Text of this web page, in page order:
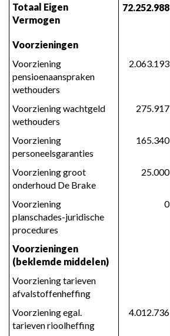
Totaal Eigen
Vermogen
72.252.988
Voorzieningen
Voorziening
pensioenaanspraken
wethouders
2.063.193
Voorziening wachtgeld
wethouders
275.917
Voorziening
personeelsgaranties
165.340
Voorziening groot
onderhoud De Brake
25.000
Voorziening
planschades-juridische
procedures
0
Voorzieningen
(beklemde middelen)
Voorziening tarieven
afvalstoffenheffing
Voorziening egal.
tarieven rioolheffing
4.012.736